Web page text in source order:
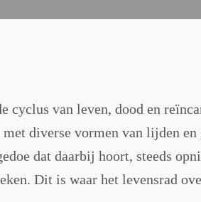
van leven, dood en
diverse vormen van lijden
dat daarbij hoort, steeds
Dit is waar het levensrad